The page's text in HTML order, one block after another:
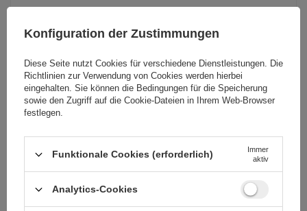
Garantie Mobiltelefonzubehör
Xiaomi Redmi K40
Xiaomi Redmi K40
Konfiguration der Zustimmungen
Diese Seite nutzt Cookies für verschiedene Dienstleistungen. Die
Richtlinien zur Verwendung von Cookies werden hierbei
eingehalten. Sie können die Bedingungen für die Speicherung
sowie den Zugriff auf die Cookie-Dateien in Ihrem Web-Browser
festlegen.
Funktionale Cookies (erforderlich)
Immer
aktiv
Analytics-Cookies